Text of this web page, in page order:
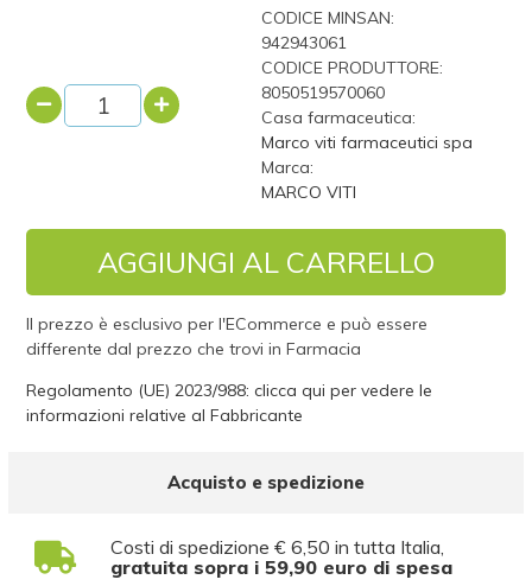
CODICE MINSAN:
942943061
CODICE PRODUTTORE:
8050519570060
Casa farmaceutica:
Marco viti farmaceutici spa
Marca:
MARCO VITI
AGGIUNGI AL CARRELLO
Il prezzo è esclusivo per l'ECommerce e può essere
differente dal prezzo che trovi in Farmacia
Regolamento (UE) 2023/988: clicca qui per vedere le
informazioni relative al Fabbricante
Acquisto e spedizione
Costi di spedizione € 6,50 in tutta Italia,
gratuita sopra i 59,90 euro di spesa